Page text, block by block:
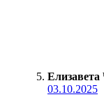
03.10.2025